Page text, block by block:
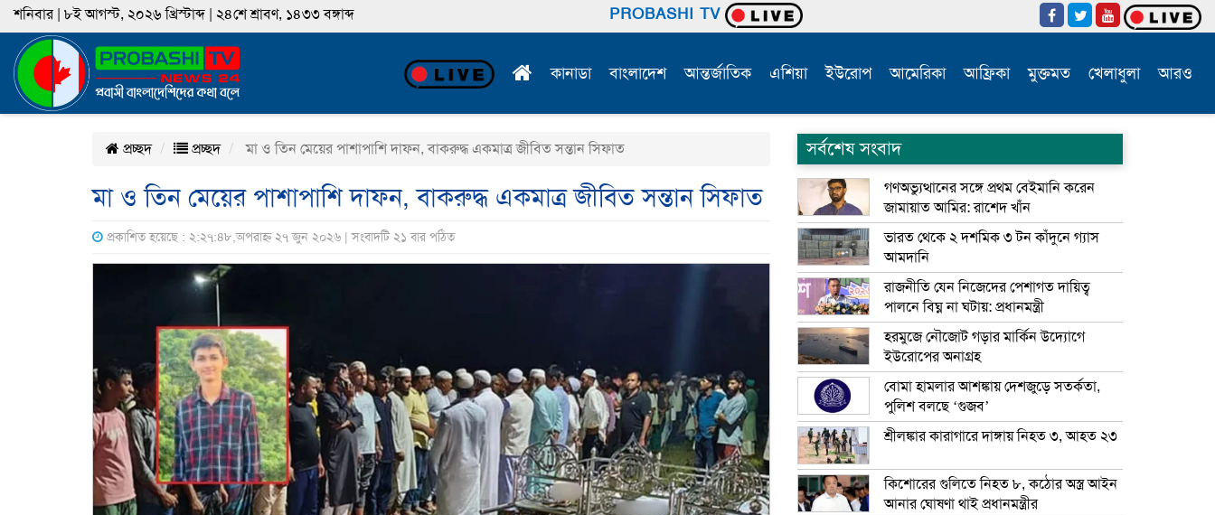
শনিবার | ৮ই আগস্ট, ২০২৬ খ্রিস্টাব্দ | ২৪শে শ্রাবণ, ১৪৩৩ বঙ্গাব্দ PROBASHI TV
কানাডা বাংলাদেশ আন্তর্জাতিক এশিয়া ইউরোপ আমেরিকা আফ্রিকা মুক্তমত খেলাধুলা আরও
প্রচ্ছদ প্রচ্ছদ মা ও তিন মেয়ের পাশাপাশি দাফন, বাকরুদ্ধ একমাত্র জীবিত সন্তান সিফাত
মা ও তিন মেয়ের পাশাপাশি দাফন, বাকরুদ্ধ একমাত্র জীবিত সন্তান সিফাত
প্রকাশিত হয়েছে : ২:২৭:৪৮,অপরাহ্ন ২৭ জুন ২০২৬ | সংবাদটি ২১ বার পঠিত
সর্বশেষ সংবাদ
গণঅভ্যুত্থানের সঙ্গে প্রথম বেইমানি করেন
জামায়াত আমির: রাশেদ খাঁন
ভারত থেকে ২ দশমিক ৩ টন কাঁদুনে গ্যাস
আমদানি
রাজনীতি যেন নিজেদের পেশাগত দায়িত্ব
পালনে বিঘ্ন না ঘটায়: প্রধানমন্ত্রী
হরমুজে নৌজোট গড়ার মার্কিন উদ্যোগে
ইউরোপের অনাগ্রহ
বোমা হামলার আশঙ্কায় দেশজুড়ে সতর্কতা,
পুলিশ বলছে ‘গুজব’
শ্রীলঙ্কার কারাগারে দাঙ্গায় নিহত ৩, আহত ২৩
কিশোরের গুলিতে নিহত ৮, কঠোর অস্ত্র আইন
আনার ঘোষণা থাই প্রধানমন্ত্রীর